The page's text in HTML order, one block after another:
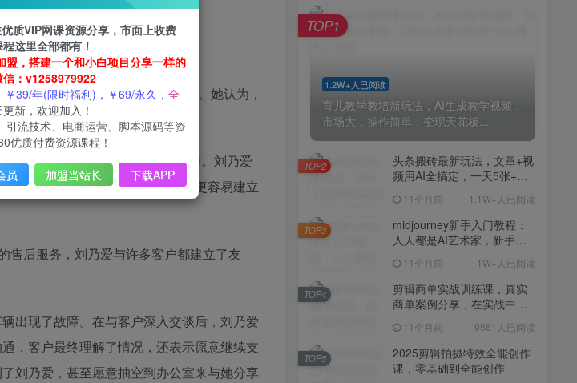
这意味着要“用心服务，感动客户”。她认为，
她一直在比亚迪的售后部门工作。刘乃爱
售后人员在处理客户问题方面往往更容易建立
售后服务，刘乃爱与许多客户都建立了友
出现了故障。在与客户深入交谈后，刘乃爱
，客户最终理解了情况，还表示愿意继续支
刘乃爱，甚至愿意抽空到办公室来与她分享
TOP4
11个月前 9388人已阅读
TOP5
AI+营养师工作流实战应用
课，AI赋能营养师
11个月前 9216人已阅读
TOP6
外贸营销策划SOP系统课
程，打开跨境电商企业线上
营销任督二脉
11个月前 9147人已阅读
2025拼多多虚拟电商项目，
无需手动发货回复，0成本，
轻松月入1-5W【揭秘】
11个月前 7803人已阅读
Coze扣子工作流一键生成小
说推文视频，实战教学保姆
级教程11个月前 7430人已阅读
1.2W+人已阅读
育儿教学教培新玩法，AI生成教学视频，
市场大，操作简单，变现天花板...
TOP1
头条搬砖最新玩法，文章+视
频用AI全搞定，一天5张+不
11个月前 1.1W+人已阅读
TOP2
midjourney新手入门教程：
人人都是AI艺术家，新手小
11个月前 1W+人已阅读
TOP3
剪辑商单实战训练课，真实
商单案例分享，在实战中练
11个月前 9561人已阅读
TOP4
2025剪辑拍摄特效全能创作
课，零基础到全能创作
TOP5
质VIP网课资源分享，市面上收费
这里全部都有！
盟，搭建一个和小白项目分享一样的
：v1258979922
￥39/年(限时福利)，￥69/永久， 全
新，欢迎加入！
引流技术、电商运营、脚本源码等资
优质付费资源课程！
员 加盟当站长 下载APP